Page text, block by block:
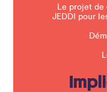
Le projet de
JEDDI pour